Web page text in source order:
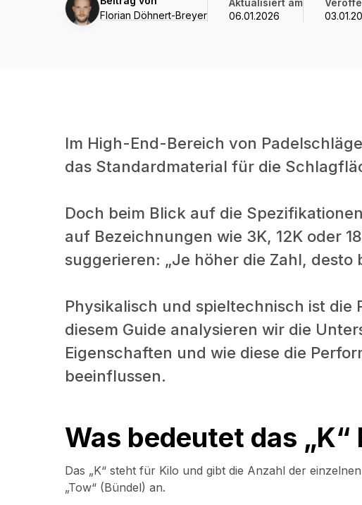
Döhnert-
Breyer
Florian Döhnert-Breyer
Aktualisiert am
06.01.2026
Im High-End-Bereich von
das Standardmaterial für die
Doch beim Blick auf die
auf Bezeichnungen wie 3K, 12K oder
suggerieren: „Je höher die Zahl, desto
Physikalisch und spieltechnisch ist die
diesem Guide analysieren wir die
Eigenschaften und wie diese die
beeinflussen.
Was bedeutet das „K“
Das „K“ steht für Kilo und gibt die Anzahl der
„Tow“ (Bündel) an.